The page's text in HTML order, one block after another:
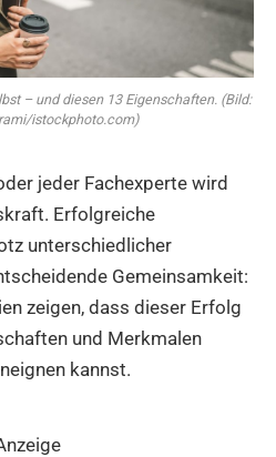
– und diesen 13 Eigenschaften. (Bild:
istockphoto.com)
jeder Fachexperte wird
Erfolgreiche
unterschiedlicher
Gemeinsamkeit:
zeigen, dass dieser Erfolg
und Merkmalen
kannst.